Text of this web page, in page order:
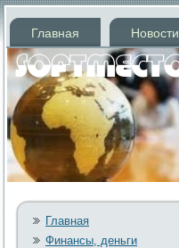
Главная Новости
Главная
Финансы, деньги